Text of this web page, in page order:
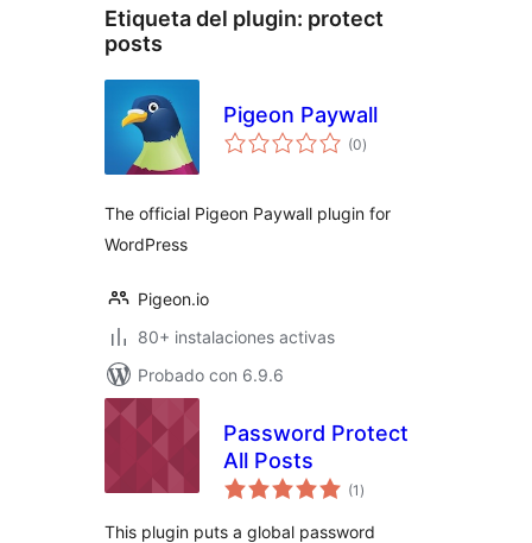
Etiqueta del plugin: protect
posts
Pigeon Paywall
(0total
de
)
The official Pigeon Paywall plugin for
WordPress
Pigeon.io
80+ instalaciones activas
Probado con 6.9.6
Password Protect
All Posts
(1 total
de
)
This plugin puts a global password